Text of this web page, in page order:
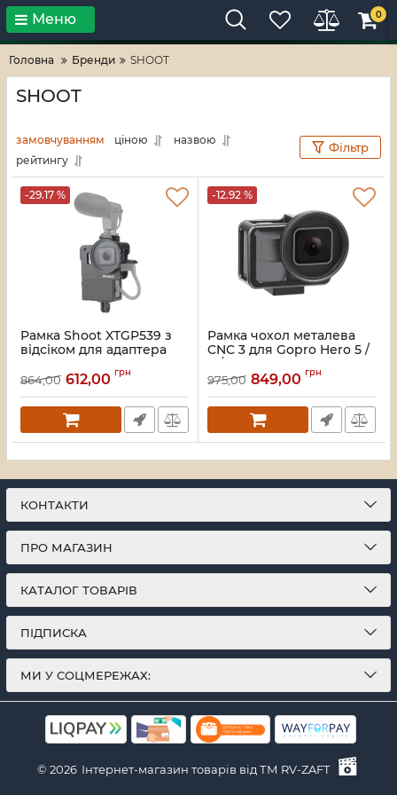
Тільки високі технології! RV-ZAFT
Меню 0
Головна Бренди SHOOT
SHOOT
замовчуванням ціною
назвою
рейтингу
Фільтр
-29.17 %
Рамка Shoot XTGP539 з
відсіком для адаптера
Hero5/6/7
Артикул:1340
864,00 612,00 грн
-12.92 %
Рамка чохол металева
CNC 3 для Gopro Hero 5 /
6 / 7
Артикул:1060
975,00 849,00 грн
КОНТАКТИ
ПРО МАГАЗИН
КАТАЛОГ ТОВАРІВ
ПІДПИСКА
МИ У СОЦМЕРЕЖАХ:
© 2026 Інтернет-магазин товарів від ТМ RV-ZAFT